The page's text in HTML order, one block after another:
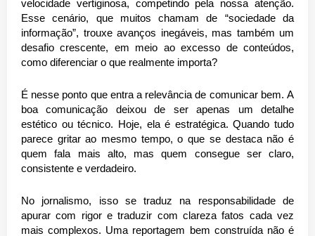
velocidade vertiginosa, competindo pela nossa atenção.
Esse cenário, que muitos chamam de “sociedade da
informação”, trouxe avanços inegáveis, mas também um
desafio crescente, em meio ao excesso de conteúdos,
como diferenciar o que realmente importa?
É nesse ponto que entra a relevância de comunicar bem. A
boa comunicação deixou de ser apenas um detalhe
estético ou técnico. Hoje, ela é estratégica. Quando tudo
parece gritar ao mesmo tempo, o que se destaca não é
quem fala mais alto, mas quem consegue ser claro,
consistente e verdadeiro.
No jornalismo, isso se traduz na responsabilidade de
apurar com rigor e traduzir com clareza fatos cada vez
mais complexos. Uma reportagem bem construída não é